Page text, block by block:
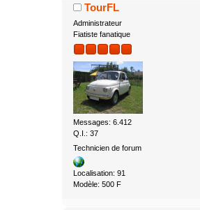
TourFL
Administrateur
Fiatiste fanatique
Messages: 6.412
Q.I.: 37
Technicien de forum
Localisation: 91
Modèle: 500 F